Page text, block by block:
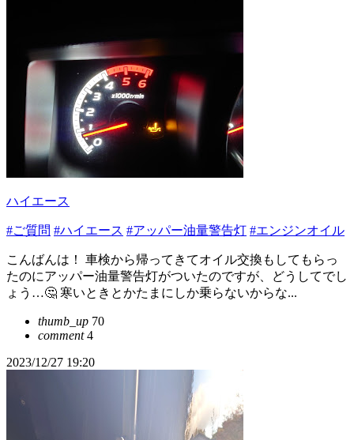
ハイエース
#ご質問 #ハイエース #アッパー油量警告灯 #エンジンオイル
こんばんは！ 車検から帰ってきてオイル交換もしてもらっ
たのにアッパー油量警告灯がついたのですが、どうしてでし
ょう…🤔 寒いときとかたまにしか乗らないからな...
thumb_up 70
comment4
2023/12/27 19:20